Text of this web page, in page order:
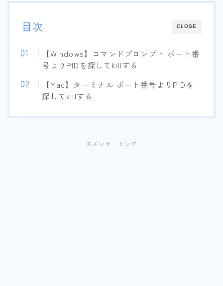
CLOSE
目次
【Windows】コマンドプロンプト ポート番
号よりPIDを探してkillする
【Mac】ターミナル ポート番号よりPIDを
探してkillする
スポンサーリンク